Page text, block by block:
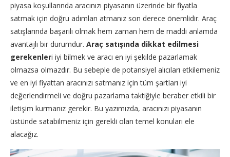
piyasa koşullarında aracınızı piyasanın üzerinde bir fiyatla
satmak için doğru adımları atmanız son derece önemlidir. Araç
satışlarında başarılı olmak hem zaman hem de maddi anlamda
avantajlı bir durumdur. Araç satışında dikkat edilmesi
gerekenleri iyi bilmek ve aracı en iyi şekilde pazarlamak
olmazsa olmazdır. Bu sebeple de potansiyel alıcıları etkilemeniz
ve en iyi fiyattan aracınızı satmanız için tüm şartları iyi
değerlendirmeli ve doğru pazarlama taktiğiyle beraber etkili bir
iletişim kurmanız gerekir. Bu yazımızda, aracınızı piyasanın
üstünde satabilmeniz için gerekli olan temel konuları ele
alacağız.